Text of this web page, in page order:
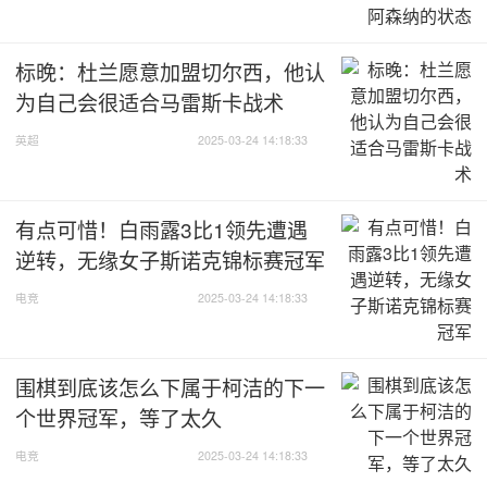
标晚：杜兰愿意加盟切尔西，他认
为自己会很适合马雷斯卡战术
英超 2025-03-24 14:18:33
有点可惜！白雨露3比1领先遭遇
逆转，无缘女子斯诺克锦标赛冠军
电竞 2025-03-24 14:18:33
围棋到底该怎么下属于柯洁的下一
个世界冠军，等了太久
电竞 2025-03-24 14:18:33